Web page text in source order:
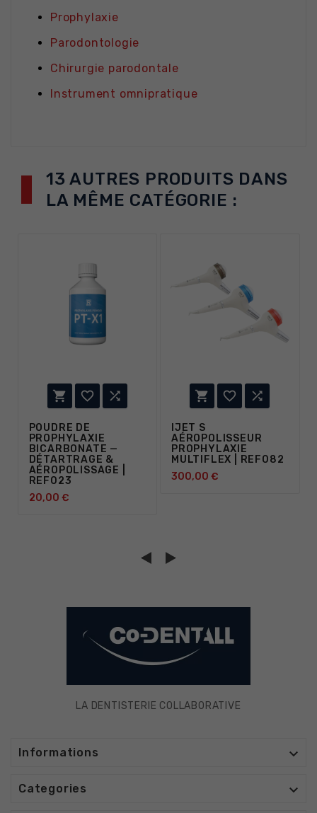
Prophylaxie
Parodontologie
Chirurgie parodontale
Instrument omnipratique
13 AUTRES PRODUITS DANS
LA MÊME CATÉGORIE :
  
POUDRE DE
PROPHYLAXIE
BICARBONATE —
DÉTARTRAGE &
AÉROPOLISSAGE |
REF023
20,00 €
  
IJET S
AÉROPOLISSEUR
PROPHYLAXIE
MULTIFLEX | REF082
300,00 €
LA DENTISTERIE COLLABORATIVE
Informations 
Categories 